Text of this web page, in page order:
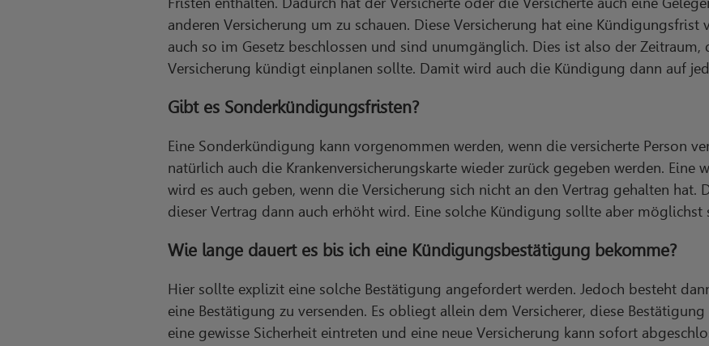
anderen Versicherung um zu schauen. Diese Versicherung hat eine Kündigungsfrist
auch so im Gesetz beschlossen und sind unumgänglich. Dies ist also der Zeitraum,
Versicherung kündigt einplanen sollte. Damit wird auch die Kündigung dann auf
Gibt es Sonderkündigungsfristen?
Eine Sonderkündigung kann vorgenommen werden, wenn die versicherte Person
natürlich auch die Krankenversicherungskarte wieder zurück gegeben werden. Eine
wird es auch geben, wenn die Versicherung sich nicht an den Vertrag gehalten hat.
dieser Vertrag dann auch erhöht wird. Eine solche Kündigung sollte aber möglichst
Wie lange dauert es bis ich eine Kündigungsbestätigung bekomme?
Hier sollte explizit eine solche Bestätigung angefordert werden. Jedoch besteht
eine Bestätigung zu versenden. Es obliegt allein dem Versicherer, diese
eine gewisse Sicherheit eintreten und eine neue Versicherung kann sofort